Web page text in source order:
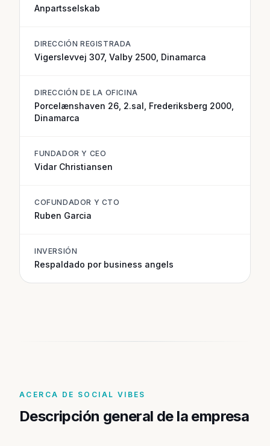
Anpartsselskab
DIRECCIÓN REGISTRADA
Vigerslevvej 307, Valby 2500, Dinamarca
DIRECCIÓN DE LA OFICINA
Porcelænshaven 26, 2.sal, Frederiksberg 2000,
Dinamarca
FUNDADOR Y CEO
Vidar Christiansen
COFUNDADOR Y CTO
Ruben Garcia
INVERSIÓN
Respaldado por business angels
ACERCA DE SOCIAL VIBES
Descripción general de la empresa